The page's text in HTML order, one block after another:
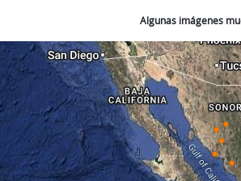
Algunas imágenes